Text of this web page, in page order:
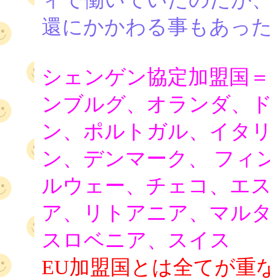
還にかかわる事もあっ
シェンゲン協定加盟国
ンブルグ、オランダ、
ン、ポルトガル、イタ
ン、デンマーク、 フィ
ルウェー、チェコ、エ
ア、リトアニア、マル
スロベニア、スイス
EU加盟国とは全てが重